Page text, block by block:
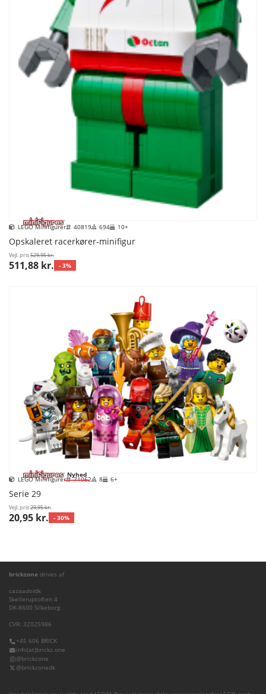
LEGO Minifigurer 40819 694 10+
Opskaleret racerkører-minifigur
Vejl. pris529,95 kr.
511,88 kr. - 3%
Nyhed
LEGO Minifigurer 71052 8 6+
Serie 29
Vejl. pris29,95 kr.
20,95 kr. - 30%
brickzone drives af
cazaadotdk
Skelleruptoften 4
DK-8600 Silkeborg
CVR: 32025986
+45 606 BRICK
info(at)brickz.one
@brickzone
@brickzonedk